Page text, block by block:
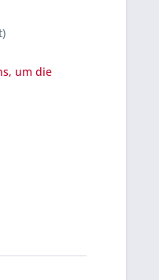
um die